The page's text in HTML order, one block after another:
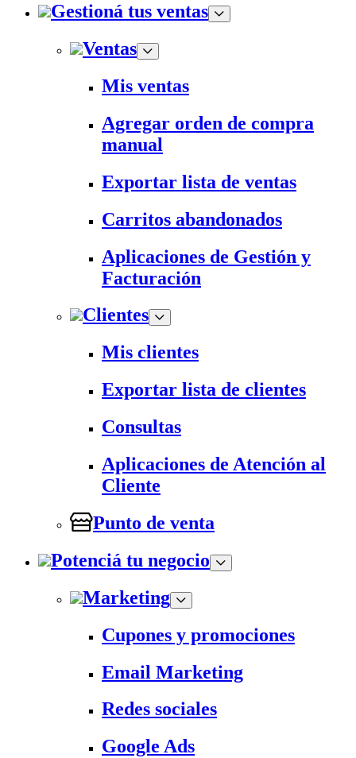
Gestioná tus ventas
Ventas
Mis ventas
Agregar orden de compra
manual
Exportar lista de ventas
Carritos abandonados
Aplicaciones de Gestión y
Facturación
Clientes
Mis clientes
Exportar lista de clientes
Consultas
Aplicaciones de Atención al
Cliente
Punto de venta
Potenciá tu negocio
Marketing
Cupones y promociones
Email Marketing
Redes sociales
Google Ads